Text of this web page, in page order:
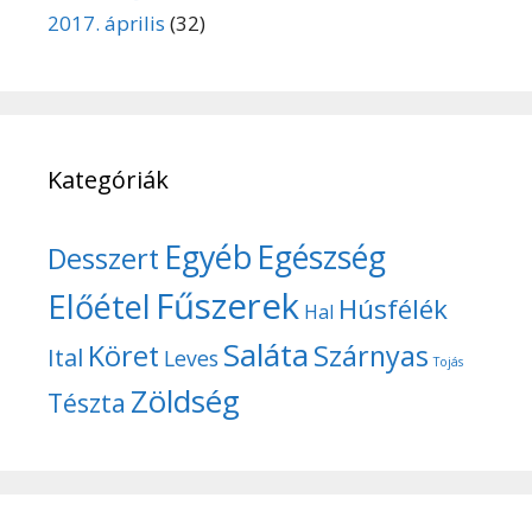
2017. április (32)
Kategóriák
Desszert Egyéb Egészség
Előétel Fűszerek Hal Húsfélék
Ital Köret Leves SalátaSzárnyas Tojás
Tészta Zöldség